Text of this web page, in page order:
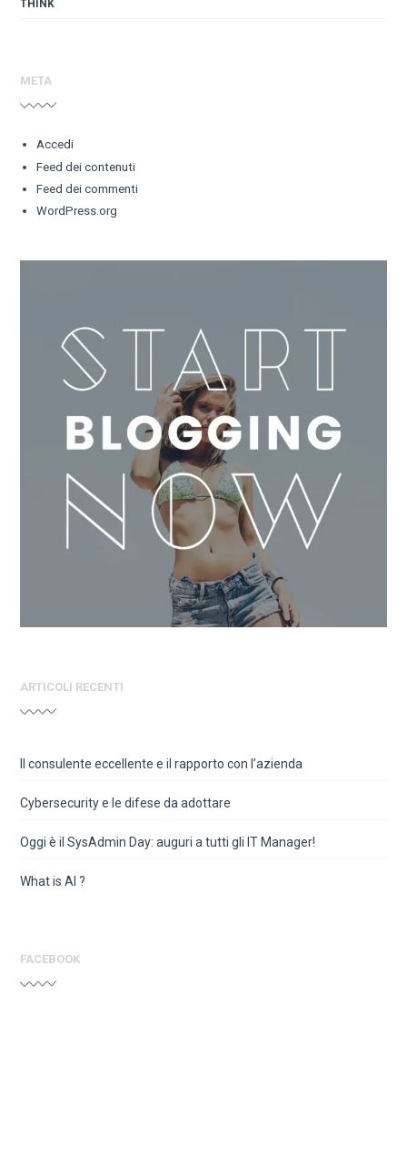
THINK
META
Accedi
Feed dei contenuti
Feed dei commenti
WordPress.org
ARTICOLI RECENTI
Il consulente eccellente e il rapporto con l’azienda
Cybersecurity e le difese da adottare
Oggi è il SysAdmin Day: auguri a tutti gli IT Manager!
What is AI ?
FACEBOOK